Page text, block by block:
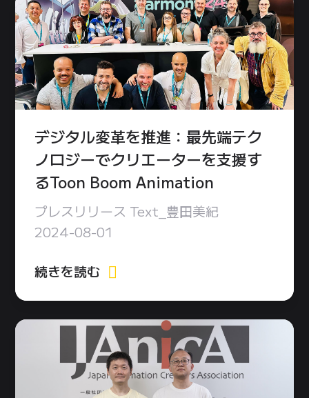
デジタル変革を推進：最先端テク
ノロジーでクリエーターを支援す
るToon Boom Animation
プレスリリース Text_豊田美紀
2024-08-01
続きを読む